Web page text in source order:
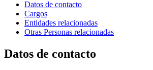
Datos de contacto
Cargos
Entidades relacionadas
Otras Personas relacionadas
Datos de contacto